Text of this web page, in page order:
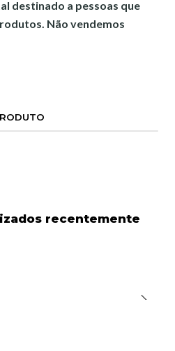
destinado a pessoas que
Não vendemos
recentemente